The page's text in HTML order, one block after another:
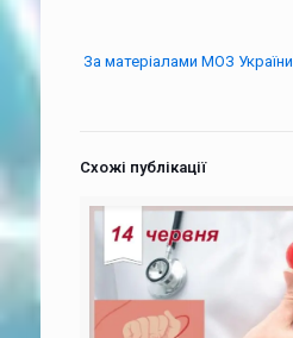
За матеріалами МОЗ України
Схожі публікації